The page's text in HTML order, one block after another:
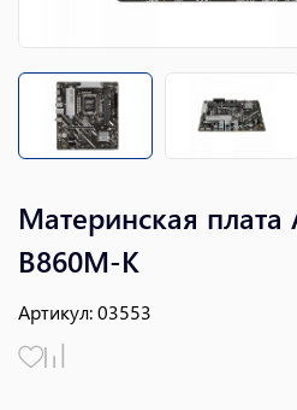
Материнская плата
B860M-K
Артикул:03553